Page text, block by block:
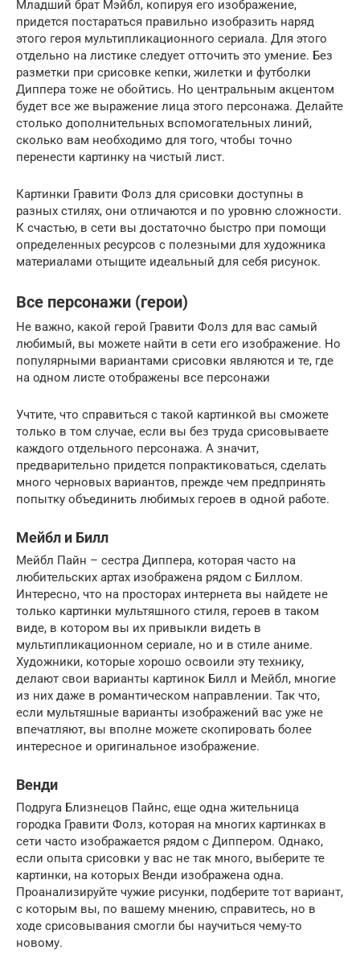
Младший брат Мэйбл, копируя его изображение,
придется постараться правильно изобразить наряд
этого героя мультипликационного сериала. Для этого
отдельно на листике следует отточить это умение. Без
разметки при срисовке кепки, жилетки и футболки
Диппера тоже не обойтись. Но центральным акцентом
будет все же выражение лица этого персонажа. Делайте
столько дополнительных вспомогательных линий,
сколько вам необходимо для того, чтобы точно
перенести картинку на чистый лист.
Картинки Гравити Фолз для срисовки доступны в
разных стилях, они отличаются и по уровню сложности.
К счастью, в сети вы достаточно быстро при помощи
определенных ресурсов с полезными для художника
материалами отыщите идеальный для себя рисунок.
Все персонажи (герои)
Не важно, какой герой Гравити Фолз для вас самый
любимый, вы можете найти в сети его изображение. Но
популярными вариантами срисовки являются и те, где
на одном листе отображены все персонажи
Учтите, что справиться с такой картинкой вы сможете
только в том случае, если вы без труда срисовываете
каждого отдельного персонажа. А значит,
предварительно придется попрактиковаться, сделать
много черновых вариантов, прежде чем предпринять
попытку объединить любимых героев в одной работе.
Мейбл и Билл
Мейбл Пайн – сестра Диппера, которая часто на
любительских артах изображена рядом с Биллом.
Интересно, что на просторах интернета вы найдете не
только картинки мультяшного стиля, героев в таком
виде, в котором вы их привыкли видеть в
мультипликационном сериале, но и в стиле аниме.
Художники, которые хорошо освоили эту технику,
делают свои варианты картинок Билл и Мейбл, многие
из них даже в романтическом направлении. Так что,
если мультяшные варианты изображений вас уже не
впечатляют, вы вполне можете скопировать более
интересное и оригинальное изображение.
Венди
Подруга Близнецов Пайнс, еще одна жительница
городка Гравити Фолз, которая на многих картинках в
сети часто изображается рядом с Диппером. Однако,
если опыта срисовки у вас не так много, выберите те
картинки, на которых Венди изображена одна.
Проанализируйте чужие рисунки, подберите тот вариант,
с которым вы, по вашему мнению, справитесь, но в
ходе срисовывания смогли бы научиться чему-то
новому.